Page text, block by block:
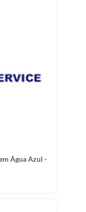
Água Azul -